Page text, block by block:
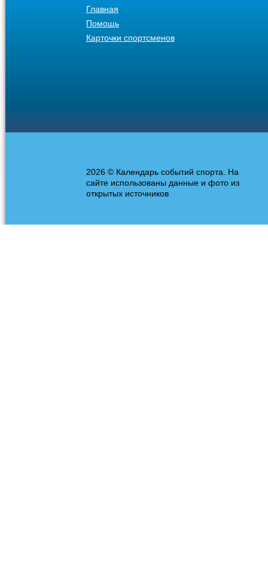
Главная
Помощь
Карточки спортсменов
2026 © Календарь событий спорта. На
сайте использованы данные и фото из
открытых источников